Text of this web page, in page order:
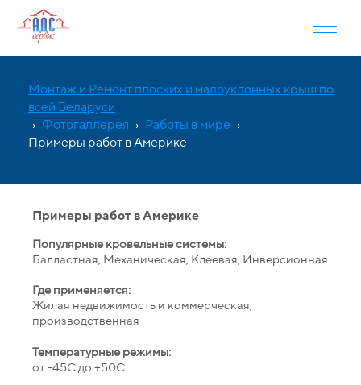
Монтаж и Ремонт плоских и малоуклонных крыш по
всей Беларуси
› Фотогаллерея › Работы в мире ›
Примеры работ в Америке
Примеры работ в Америке
Популярные кровельные системы:
Балластная, Механическая, Клеевая, Инверсионная
Где применяется:
Жилая недвижимость и коммерческая,
производственная
Температурные режимы:
от -45С до +50С